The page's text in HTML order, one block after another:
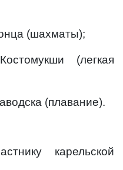
(шахматы);
(легкая
(плавание).
карельской